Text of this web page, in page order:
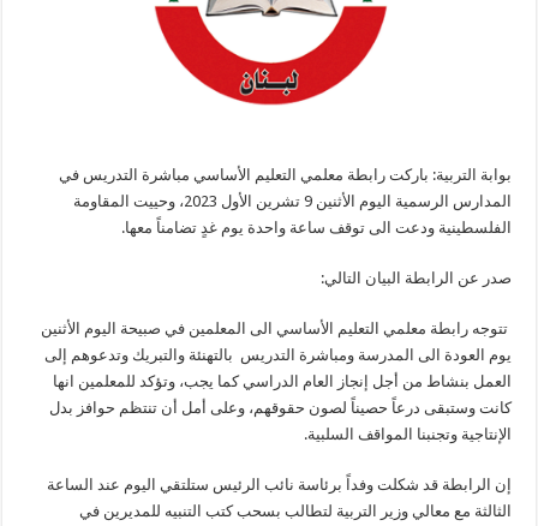
بوابة التربية: باركت رابطة معلمي التعليم الأساسي مباشرة التدريس في
المدارس الرسمية اليوم الأثنين 9 تشرين الأول 2023، وحييت المقاومة
الفلسطينية ودعت الى توقف ساعة واحدة يوم غدٍ تضامناً معها.
صدر عن الرابطة البيان التالي:
تتوجه رابطة معلمي التعليم الأساسي الى المعلمين في صبيحة اليوم الأثنين
يوم العودة الى المدرسة ومباشرة التدريس بالتهنئة والتبريك وتدعوهم إلى
العمل بنشاط من أجل إنجاز العام الدراسي كما يجب، وتؤكد للمعلمين انها
كانت وستبقى درعاً حصيناً لصون حقوقهم، وعلى أمل أن تنتظم حوافز بدل
الإنتاجية وتجنبنا المواقف السلبية.
إن الرابطة قد شكلت وفداً برئاسة نائب الرئيس ستلتقي اليوم عند الساعة
الثالثة مع معالي وزير التربية لتطالب بسحب كتب التنبيه للمديرين في